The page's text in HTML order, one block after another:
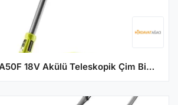
RYOBİ RLT1832A50F 18V Akülü Teleskopik Çim Biçme Makinesi (5133006628)